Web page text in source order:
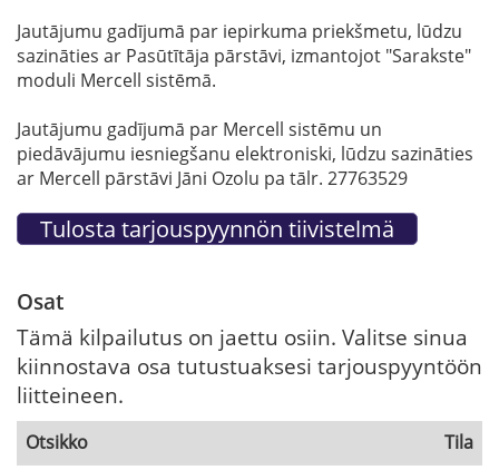
Jautājumu gadījumā par iepirkuma priekšmetu, lūdzu
sazināties ar Pasūtītāja pārstāvi, izmantojot "Sarakste"
moduli Mercell sistēmā.
Jautājumu gadījumā par Mercell sistēmu un
piedāvājumu iesniegšanu elektroniski, lūdzu sazināties
ar Mercell pārstāvi Jāni Ozolu pa tālr. 27763529
Osat
Tämä kilpailutus on jaettu osiin. Valitse sinua
kiinnostava osa tutustuaksesi tarjouspyyntöön
liitteineen.
Otsikko
Tila